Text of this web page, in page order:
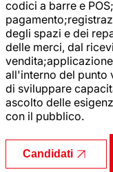
codici a barre e
degli spazi e dei
delle merci, dal
all'interno del punto
di sviluppare
ascolto delle
con il pubblico.
Candidati